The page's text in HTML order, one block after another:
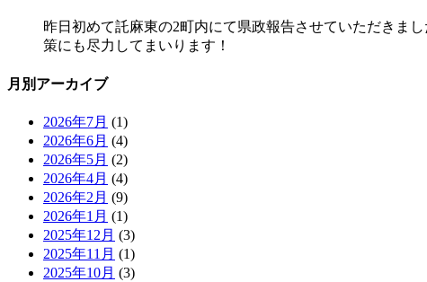
昨日初めて託麻東の2町内にて県政報告させていただきま
策にも尽力してまいります！
月別アーカイブ
2026年7月 (1)
2026年6月 (4)
2026年5月 (2)
2026年4月 (4)
2026年2月 (9)
2026年1月 (1)
2025年12月 (3)
2025年11月 (1)
2025年10月 (3)